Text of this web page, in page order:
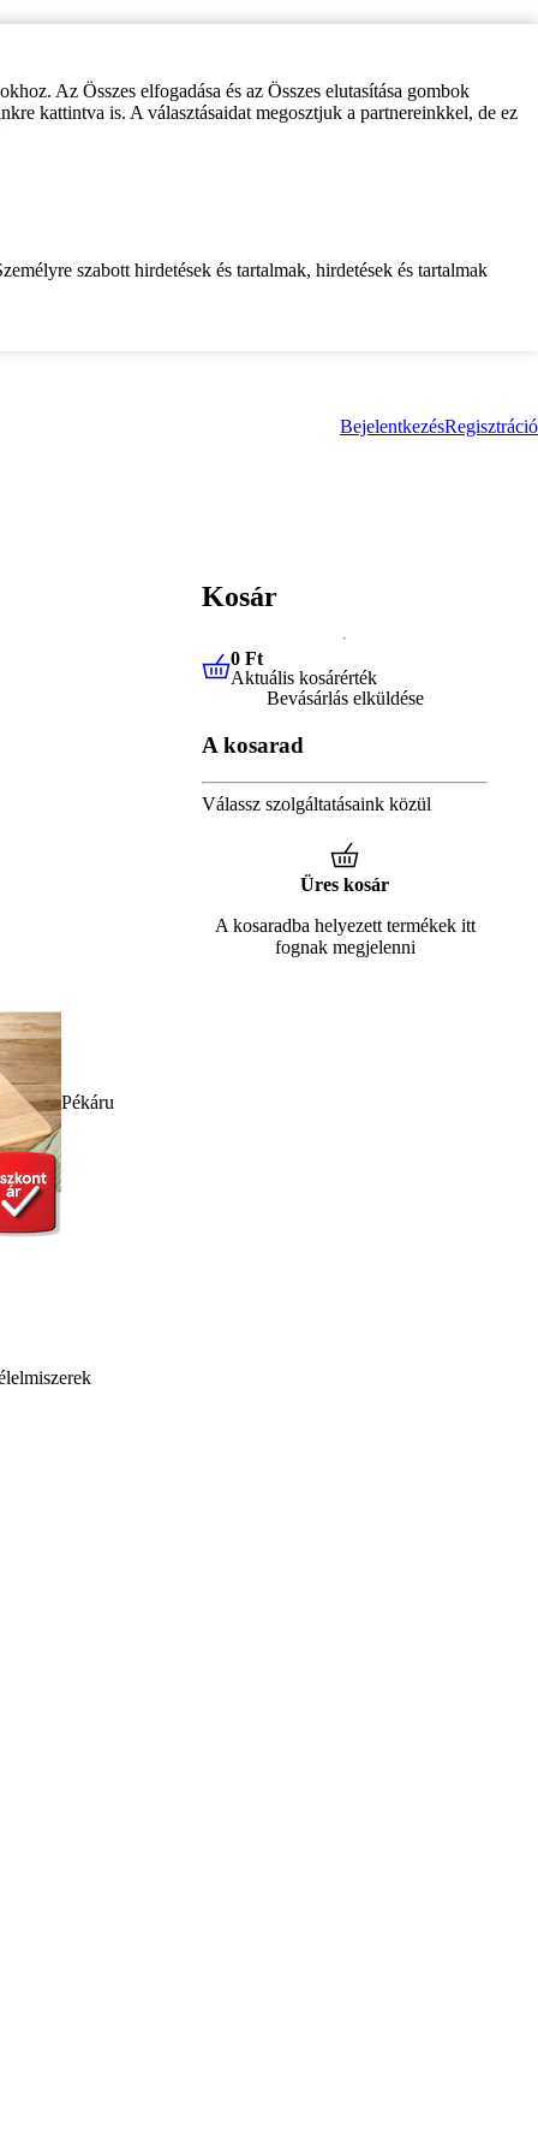
Az Összes elfogadása és az Összes elutasítása gombok
kattintva is. A választásaidat megosztjuk a partnereinkkel, de ez
szabott hirdetések és tartalmak, hirdetések és tartalmak
BejelentkezésRegisztráció
Pékáru
Kosár
0 FtAktuális kosárérték
0 Ft
Aktuális kosárérték
Bevásárlás elküldése
A kosarad
Válassz szolgáltatásaink közül
Üres kosár
A kosaradba helyezett termékek itt
fognak megjelenni